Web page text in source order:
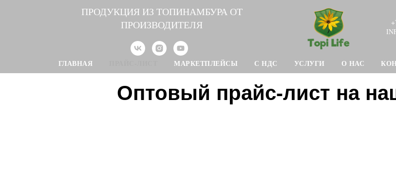
ПРОДУКЦИЯ ИЗ ТОПИНАМБУРА ОТ
ПРОИЗВОДИТЕЛЯ
ГЛАВНАЯ МАРКЕТПЛЕЙСЫ С НДС УСЛУГИ О НАС
Оптовый прайс-лист на